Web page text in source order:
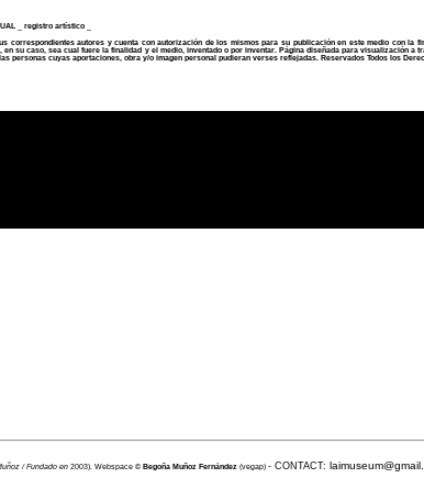
_ registro artístico _
correspondientes autores y cuenta con autorización de los mismos para su publicación en este medio con
su caso, sea cual fuere la finalidad y el medio, inventado o por inventar. Página diseñada para visualización
personas cuyas aportaciones, obra y/o imagen personal pudieran verses reflejadas.
Reservados Todos los
/ Fundado en 2003). Webspace © Begoña Muñoz Fernández (vegap) - CONTACT: